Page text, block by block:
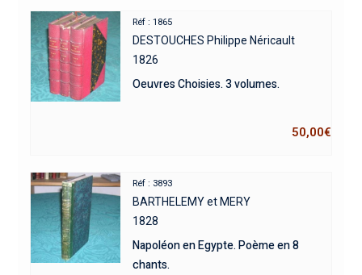
Réf : 1865
DESTOUCHES Philippe Néricault
1826
Oeuvres Choisies. 3 volumes.
50,00€
Réf : 3893
BARTHELEMY et MERY
1828
Napoléon en Egypte. Poème en 8
chants.